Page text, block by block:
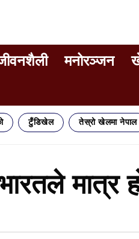
मनोरञ्जन
टुँडिखेल तेस्रो खेलमा नेपाल
मात्र